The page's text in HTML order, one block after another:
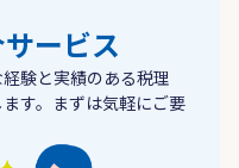
ービス
験と実績のある税理
す。まずは気軽にご要